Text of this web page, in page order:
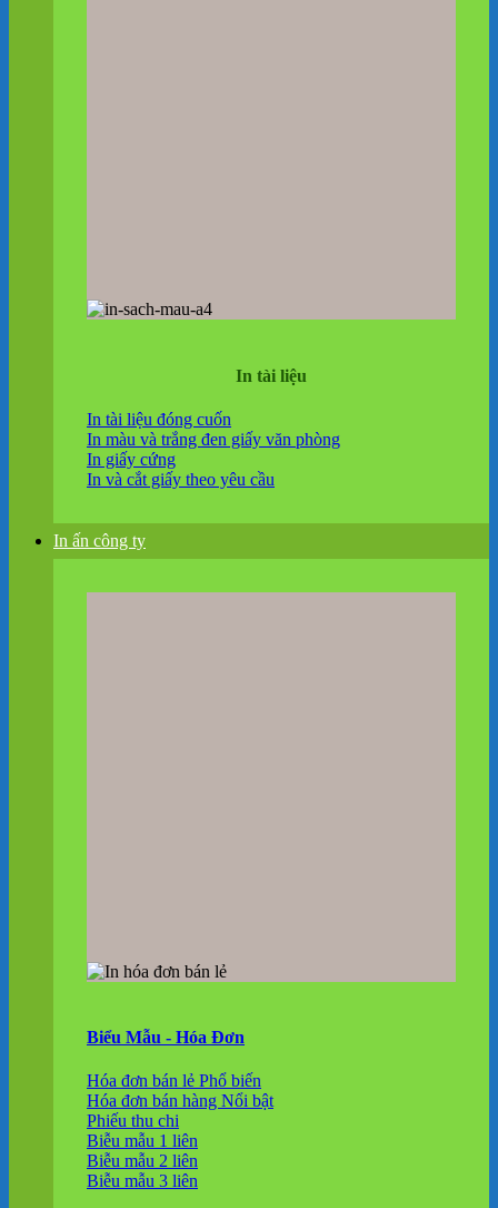
In tài liệu
In tài liệu đóng cuốn
In màu và trắng đen giấy văn phòng
In giấy cứng
In và cắt giấy theo yêu cầu
In ấn công ty
Biểu Mẫu - Hóa Đơn
Hóa đơn bán lẻ
Hóa đơn bán hàng
Phiếu thu chi
Biễu mẫu 1 liên
Biễu mẫu 2 liên
Biễu mẫu 3 liên